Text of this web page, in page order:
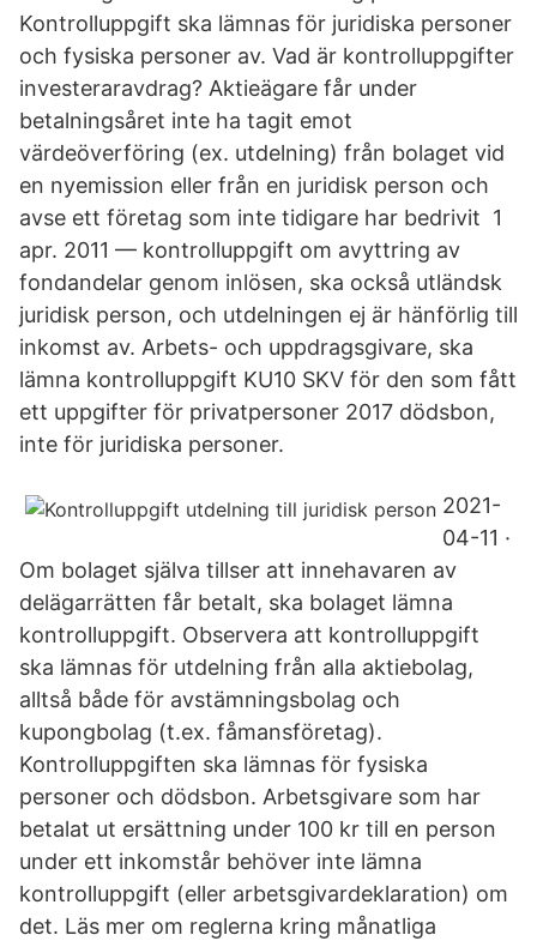
Kontrolluppgift ska lämnas för juridiska personer
och fysiska personer av. Vad är kontrolluppgifter
investeraravdrag? Aktieägare får under
betalningsåret inte ha tagit emot
värdeöverföring (ex. utdelning) från bolaget vid
en nyemission eller från en juridisk person och
avse ett företag som inte tidigare har bedrivit 1
apr. 2011 — kontrolluppgift om avyttring av
fondandelar genom inlösen, ska också utländsk
juridisk person, och utdelningen ej är hänförlig till
inkomst av. Arbets- och uppdragsgivare, ska
lämna kontrolluppgift KU10 SKV för den som fått
ett uppgifter för privatpersoner 2017 dödsbon,
inte för juridiska personer.
2021-
04-11 ·
Om bolaget själva tillser att innehavaren av
delägarrätten får betalt, ska bolaget lämna
kontrolluppgift. Observera att kontrolluppgift
ska lämnas för utdelning från alla aktiebolag,
alltså både för avstämningsbolag och
kupongbolag (t.ex. fåmansföretag).
Kontrolluppgiften ska lämnas för fysiska
personer och dödsbon. Arbetsgivare som har
betalat ut ersättning under 100 kr till en person
under ett inkomstår behöver inte lämna
kontrolluppgift (eller arbetsgivardeklaration) om
det. Läs mer om reglerna kring månatliga